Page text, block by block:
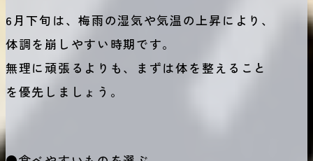
6月下旬は、梅雨の湿気や気温の上昇により、
体調を崩しやすい時期です。
無理に頑張るよりも、まずは体を整えること
を優先しましょう。